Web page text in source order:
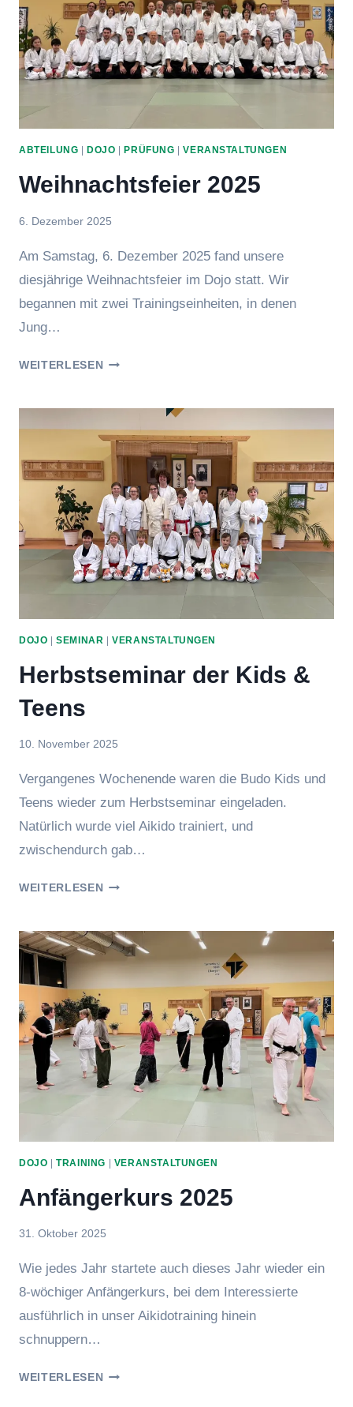
ABTEILUNG DOJO PRÜFUNG |VERANSTALTUNGEN
Weihnachtsfeier 2025
Von
6. Dezember 2025
Am Samstag, 6. Dezember 2025 fand unsere
diesjährige Weihnachtsfeier im Dojo statt. Wir
begannen mit zwei Trainingseinheiten, in denen
Jung…
WEITERLESENWEIHNACHTSFEIER
DOJO |SEMINAR |VERANSTALTUNGEN
Herbstseminar der Kids &
Teens
Von
Raufer
10. November 2025
Vergangenes Wochenende waren die Budo Kids und
Teens wieder zum Herbstseminar eingeladen.
Natürlich wurde viel Aikido trainiert, und
zwischendurch gab…
WEITERLESENHERBSTSEMINAR
&
TEENS
DOJO |TRAINING | VERANSTALTUNGEN
Anfängerkurs 2025
Von
31. Oktober 2025
Wie jedes Jahr startete auch dieses Jahr wieder ein
8-wöchiger Anfängerkurs, bei dem Interessierte
ausführlich in unser Aikidotraining hinein
schnuppern…
WEITERLESENANFÄNGERKURS